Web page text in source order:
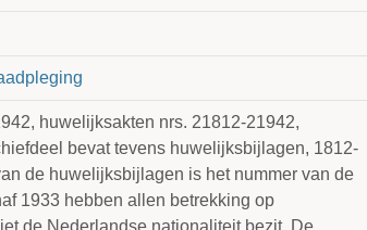
huwelijksakten nrs. 21812-21942,
bevat tevens huwelijksbijlagen, 1812-
de huwelijksbijlagen is het nummer van de
1933 hebben allen betrekking op